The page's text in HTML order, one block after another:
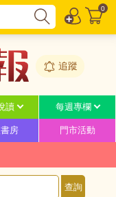
0
追蹤
讀 每週專欄
房 門市活動